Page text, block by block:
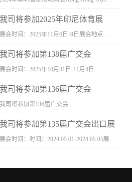
我司将参加2025年印尼体育展
我司将参加第138届广交会
展会时间：2025年10月31日-11月4日...
我司将参加第136届广交会
我司将参加第136届广交会...
我司将参加第135届广交会出口展
展会时间：时间：2024.05.01-2024.05.05展会地址：中国进出口商品交易会展馆福建康莱宝公司展位号12.1G37-38、H11-12，浙江康莱宝展位号17.1B23-24、C19-20...